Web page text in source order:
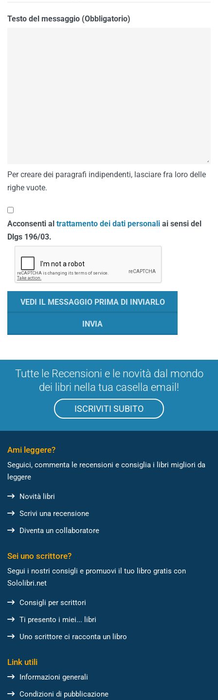
Testo del messaggio (Obbligatorio)
Per creare dei paragrafi indipendenti, lasciare fra loro delle
righe vuote.
Acconsenti al trattamento dei dati personali ai sensi del
Dlgs 196/03.
Tutte le Recensioni e le novità dal mondo
dei libri nella tua casella email!
ISCRIVITI SUBITO
Ami leggere?
Seguici, commenta le recensioni e consiglia i libri migliori da
leggere
Novità libri
Scrivi una recensione
Diventa un collaboratore
Sei uno scrittore?
Segui i nostri consigli e promuovi il tuo libro gratis con
Sololibri.net
Consigli per scrittori
Ti presento i miei... libri
Uno scrittore ci racconta un libro
Link utili
Informazioni generali
Condizioni di pubblicazione